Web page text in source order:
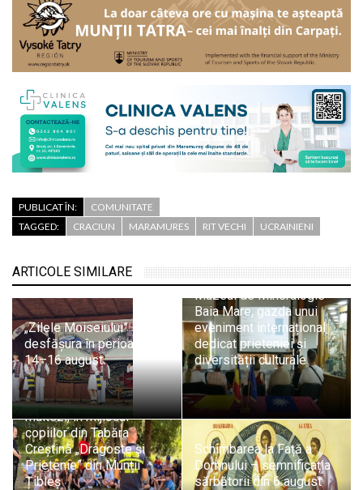
PUBLICAT ÎN:
COMUNITATE
TAGGED:
CRACIUN MARAMURES RIT VECHI UCRAINIENI
ARTICOLE SIMILARE
„Zilele Moiseiului” se vor
desfășura în perioada
14–16 august
Muzeul de Mineralogie
Baia Mare, gazda unui
eveniment internațional
dedicat prieteniei și
diversității culturale
Pompierii SVSU Târgu
Lăpuș și voluntarii
maltezi, în mijlocul
copiilor din Tabăra
Creștină „Dragoste și
Prietenie” din Munții
Țibleș
Schimbarea la Față a
Domnului – semnificația
sărbătorii din 6 august